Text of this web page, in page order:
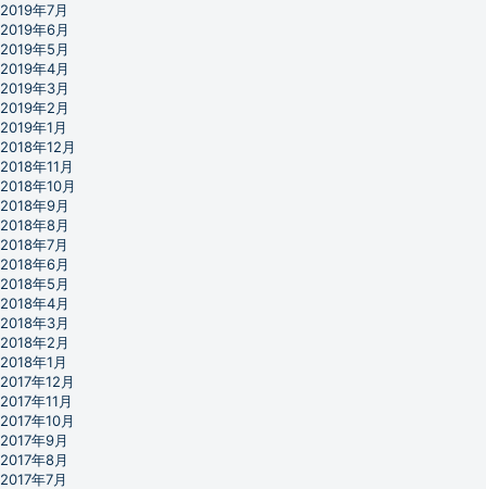
2019年7月
2019年6月
2019年5月
2019年4月
2019年3月
2019年2月
2019年1月
2018年12月
2018年11月
2018年10月
2018年9月
2018年8月
2018年7月
2018年6月
2018年5月
2018年4月
2018年3月
2018年2月
2018年1月
2017年12月
2017年11月
2017年10月
2017年9月
2017年8月
2017年7月